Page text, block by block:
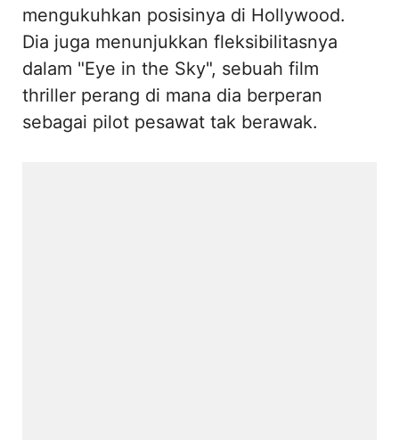
mengukuhkan posisinya di Hollywood.
Dia juga menunjukkan fleksibilitasnya
dalam "Eye in the Sky", sebuah film
thriller perang di mana dia berperan
sebagai pilot pesawat tak berawak.